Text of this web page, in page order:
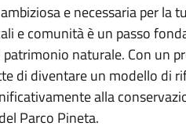
e necessaria per
e comunità è un passo
naturale. Con un
di diventare un modello di
alla
Parco Pineta.